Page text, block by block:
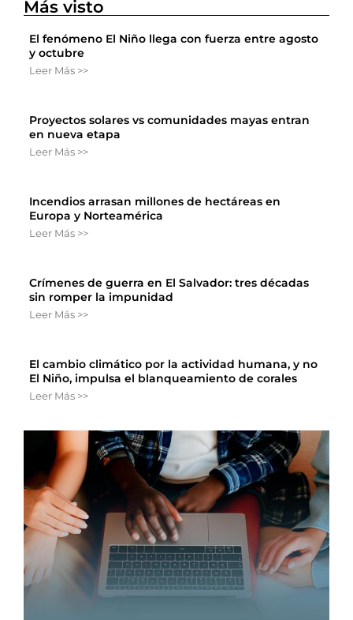
Más visto
El fenómeno El Niño llega con fuerza entre agosto
y octubre
Leer Más >>
Proyectos solares vs comunidades mayas entran
en nueva etapa
Leer Más >>
Incendios arrasan millones de hectáreas en
Europa y Norteamérica
Leer Más >>
Crímenes de guerra en El Salvador: tres décadas
sin romper la impunidad
Leer Más >>
El cambio climático por la actividad humana, y no
El Niño, impulsa el blanqueamiento de corales
Leer Más >>